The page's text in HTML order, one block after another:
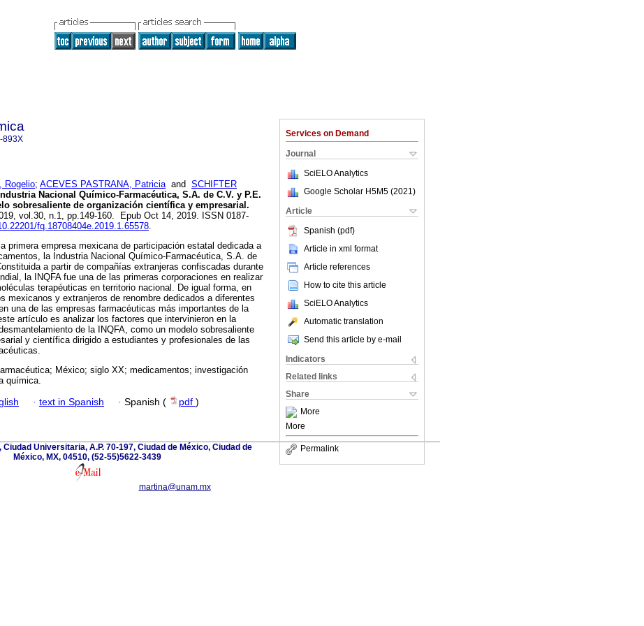
Services on Demand
Journal
SciELO Analytics
Google Scholar H5M5 (2021 )
Article
Spanish (pdf)
Article in xml format
Article references
How to cite this article
SciELO Analytics
Automatic translation
Send this article by e-mail
Indicators
Related links
Share
More
More
Permalink
893X
Rogelio; ACEVES PASTRANA, Patriciaand SCHIFTER
Nacional Químico-Farmacéutica, S.A. de C.V. y P.E.
sobresaliente de organización científica y empresarial.
vol.30, n.1, pp.149-160. Epub Oct 14, 2019. ISSN 0187-
fq.18708404e.2019.1.65578.
primera empresa mexicana de participación estatal dedicada a
la Industria Nacional Químico-Farmacéutica, S.A. de
a partir de compañías extranjeras confiscadas durante
la INQFA fue una de las primeras corporaciones en realizar
terapéuticas en territorio nacional. De igual forma, en
mexicanos y extranjeros de renombre dedicados a diferentes
una de las empresas farmacéuticas más importantes de la
artículo es analizar los factores que intervinieron en la
de la INQFA, como un modelo sobresaliente
y científica dirigido a estudiantes y profesionales de las
México; siglo XX; medicamentos; investigación
química.
· text in Spanish · Spanish ( pdf )
Universitaria, A.P. 70-197, Ciudad de México, Ciudad de
México, MX, 04510, (52-55)5622-3439
martina@unam.mx